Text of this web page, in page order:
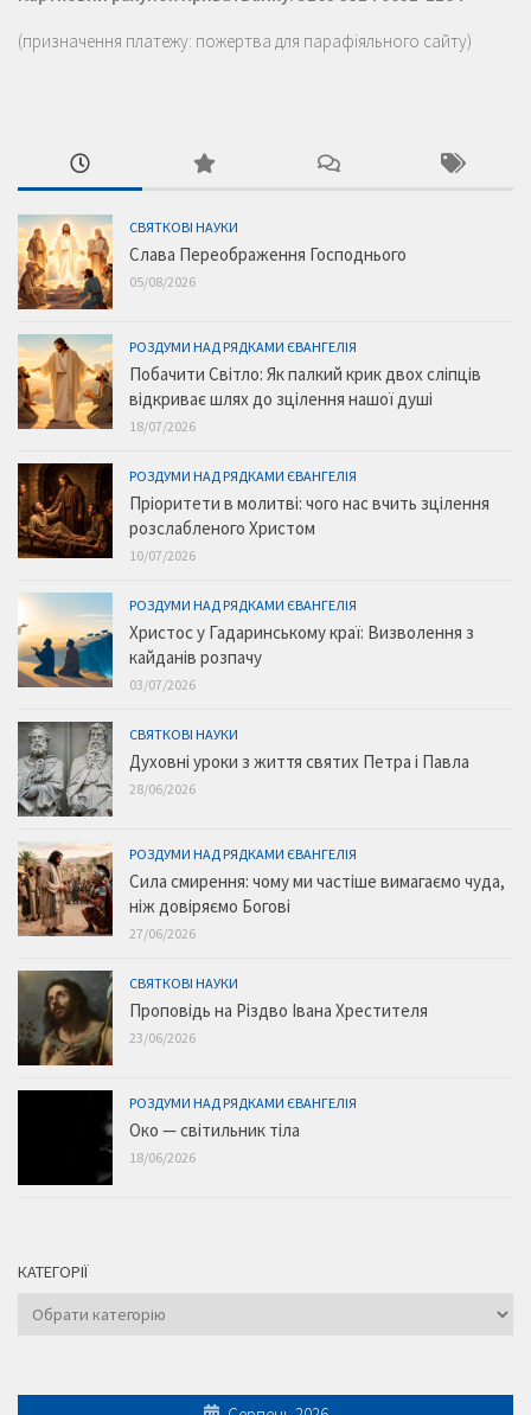
(призначення платежу: пожертва для парафіяльного сайту)
СВЯТКОВІ НАУКИ
Слава Переображення Господнього
05/08/2026
РОЗДУМИ НАД РЯДКАМИ ЄВАНГЕЛІЯ
Побачити Світло: Як палкий крик двох сліпців
відкриває шлях до зцілення нашої душі
18/07/2026
РОЗДУМИ НАД РЯДКАМИ ЄВАНГЕЛІЯ
Пріоритети в молитві: чого нас вчить зцілення
розслабленого Христом
10/07/2026
РОЗДУМИ НАД РЯДКАМИ ЄВАНГЕЛІЯ
Христос у Гадаринському краї: Визволення з
кайданів розпачу
03/07/2026
СВЯТКОВІ НАУКИ
Духовні уроки з життя святих Петра і Павла
28/06/2026
РОЗДУМИ НАД РЯДКАМИ ЄВАНГЕЛІЯ
Сила смирення: чому ми частіше вимагаємо чуда,
ніж довіряємо Богові
27/06/2026
СВЯТКОВІ НАУКИ
Проповідь на Різдво Івана Хрестителя
23/06/2026
РОЗДУМИ НАД РЯДКАМИ ЄВАНГЕЛІЯ
Око — світильник тіла
18/06/2026
КАТЕГОРІЇ
Категорії